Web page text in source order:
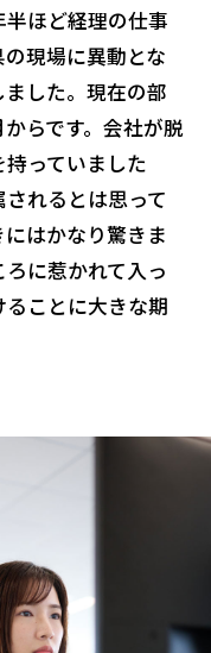
ほど経理の仕事
現場に異動とな
した。現在の部
らです。会社が脱
っていました
れるとは思って
はかなり驚きま
に惹かれて入っ
ことに大きな期